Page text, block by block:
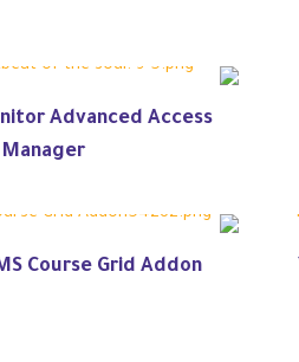
Advanced Access
Manager
Course Grid Addon